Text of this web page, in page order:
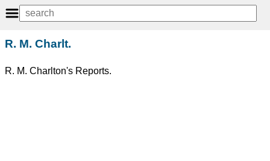
R. M. Charlt.
R. M. Charlton's Reports.